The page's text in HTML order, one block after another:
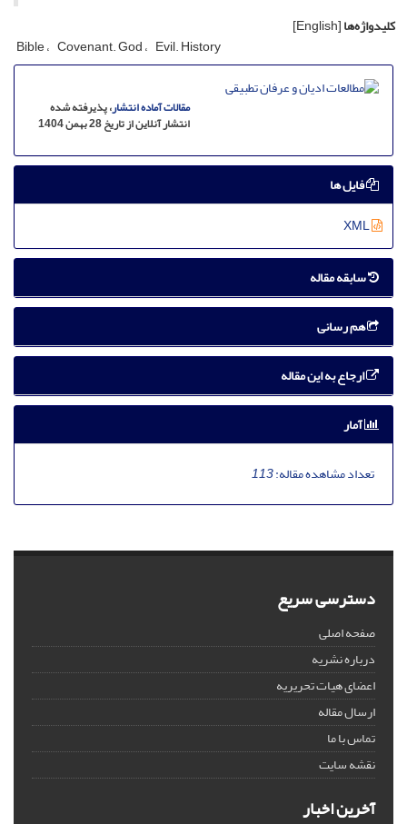
کلیدواژه‌ها[English]
Bible Covenant. God Evil. History
مقالات آماده انتشار، پذیرفته شده
انتشار آنلاین از تاریخ 28 بهمن 1404
فایل ها
سابقه مقاله
هم رسانی
ارجاع به این مقاله
آمار
تعداد مشاهده مقاله:113
دسترسی سریع
صفحه اصلی
درباره نشریه
اعضای هیات تحریریه
ارسال مقاله
تماس با ما
نقشه سایت
آخرین اخبار